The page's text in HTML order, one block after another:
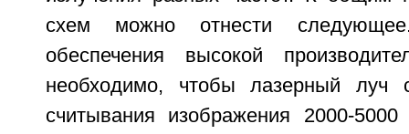
схем можно отнести
обеспечения высокой
необходимо, чтобы лазерный луч
считывания изображения 2000-